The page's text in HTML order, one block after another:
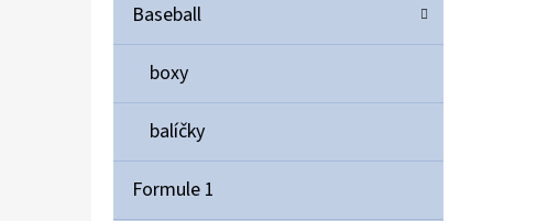
Baseball
boxy
balíčky
Formule 1